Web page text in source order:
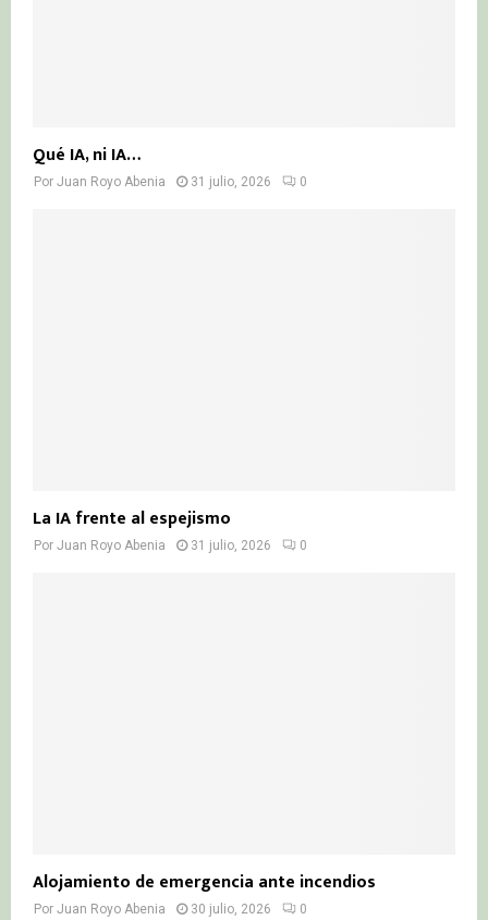
Qué IA, ni IA…
Por Juan Royo Abenia 31 julio, 2026 0
La IA frente al espejismo
Por Juan Royo Abenia 31 julio, 2026 0
Alojamiento de emergencia ante incendios
Por Juan Royo Abenia 30 julio, 2026 0